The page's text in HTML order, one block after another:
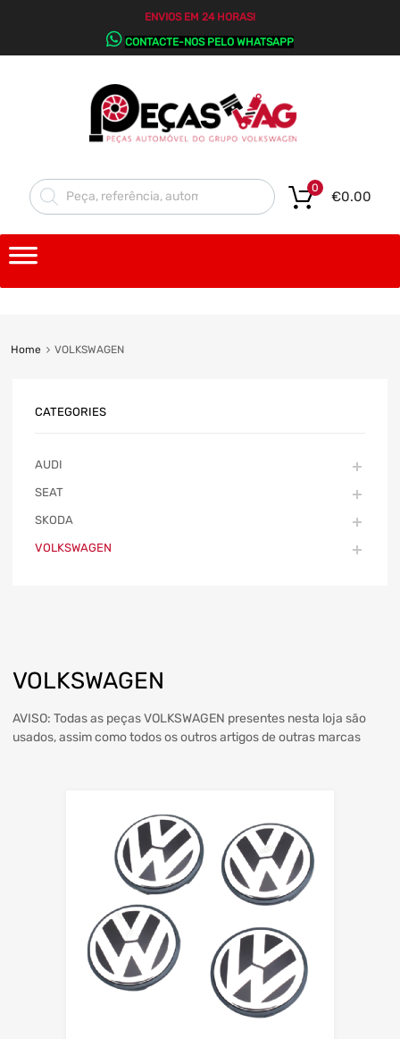
ENVIOS EM 24 HORAS!
CONTACTE-NOS PELO WHATSAPP
€0.00
0
Home VOLKSWAGEN
VOLKSWAGEN
AVISO: Todas as peças VOLKSWAGEN presentes nesta loja são
usados, assim como todos os outros artigos de outras marcas
CATEGORIES
AUDI
SEAT
SKODA
VOLKSWAGEN